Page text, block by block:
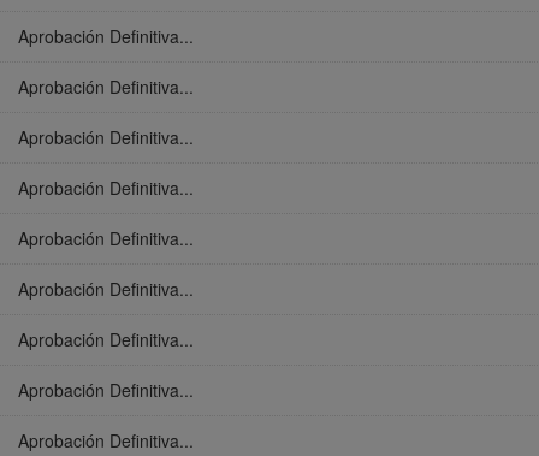
Aprobación Definitiva...
Aprobación Definitiva...
Aprobación Definitiva...
Aprobación Definitiva...
Aprobación Definitiva...
Aprobación Definitiva...
Aprobación Definitiva...
Aprobación Definitiva...
Aprobación Definitiva...